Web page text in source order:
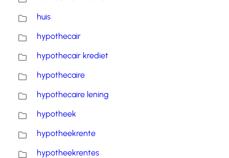
huis
hypothecair
hypothecair krediet
hypothecaire
hypothecaire lening
hypotheek
hypotheekrente
hypotheekrentes